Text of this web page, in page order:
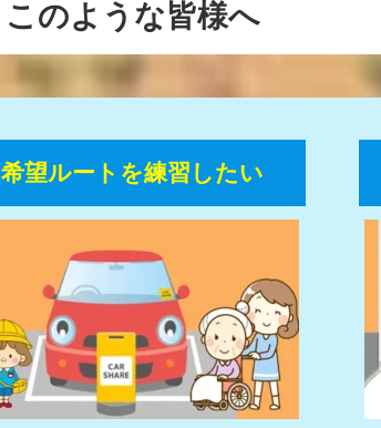
このような皆様へ
希望ルートを練習したい